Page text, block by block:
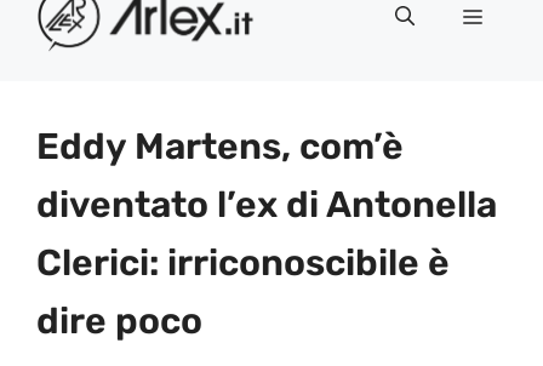
contenuto
Menu
Eddy Martens, com’è
diventato l’ex di Antonella
Clerici: irriconoscibile è
dire poco